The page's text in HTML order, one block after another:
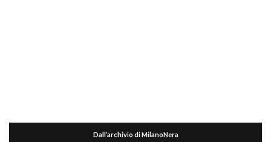
Dall’archivio di MilanoNera